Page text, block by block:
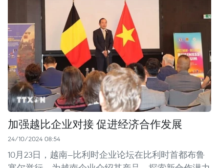
加强越比企业对接 促进经济合作发展
24/10/2024 08:54
10月23日，越南—比利时企业论坛在比利时首都布鲁